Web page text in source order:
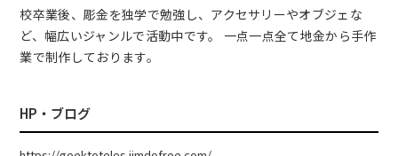
校卒業後、彫金を独学で勉強し、アクセサリーやオブジェな
ど、幅広いジャンルで活動中です。 一点一点全て地金から手作
業で制作しております。
HP・ブログ